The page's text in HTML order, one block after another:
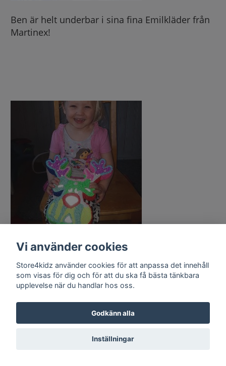
Ben är helt underbar i sina fina Emilkläder från
Martinex!
En egen lampa har skapats av papier maché
och bra leror från Creative Company.
Vi använder cookies
Store4kidz använder cookies för att anpassa det innehåll
som visas för dig och för att du ska få bästa tänkbara
upplevelse när du handlar hos oss.
Godkänn alla
Inställningar